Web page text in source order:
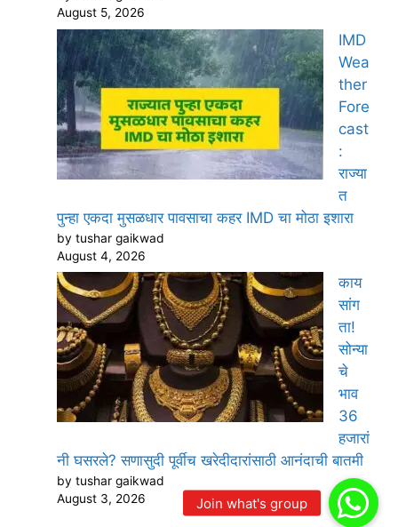
August 5, 2026
IMD
Wea
ther
Fore
cast
:
राज्या
त
पुन्हा एकदा मुसळधार पावसाचा कहर IMD चा मोठा इशारा
by tushar gaikwad
August 4, 2026
काय
सांग
ता!
सोन्या
चे
भाव
36
हजारां
नी घसरले? सणासुदी पूर्वीच खरेदीदारांसाठी आनंदाची बातमी
by tushar gaikwad
August 3, 2026